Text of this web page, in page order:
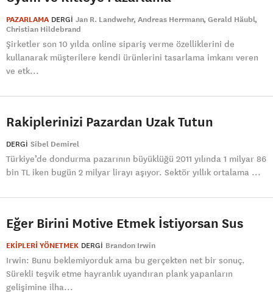
PAZARLAMA DERGI Jan R. Landwehr Andreas Herrmann Gerald Häubl
Christian Hildebrand
Şirketler son 10 yılda online sipariş verme özelliklerini de
kullanarak müşterilere kendi ürünlerini tasarlama imkanı veren
ve etk...
Rakiplerinizi Pazardan Uzak Tutun
DERGI Sibel Demirel
Türkiye’de dondurma pazarının büyüklüğü 2011 yılında 1 milyar 86
bin TL iken bugün 2 milyar lirayı aşıyor. Sektör yıllık ortalama ...
Eğer Birini Motive Etmek İstiyorsan Sus
EKİPLERİ YÖNETMEK DERGI Brandon Irwin
Irwin: Bunu beklemiyorduk ama bu gerçekten net bir sonuç.
Sürekli teşvik etme hayranlık uyandıran plank yapanların
gelişimine ilha...